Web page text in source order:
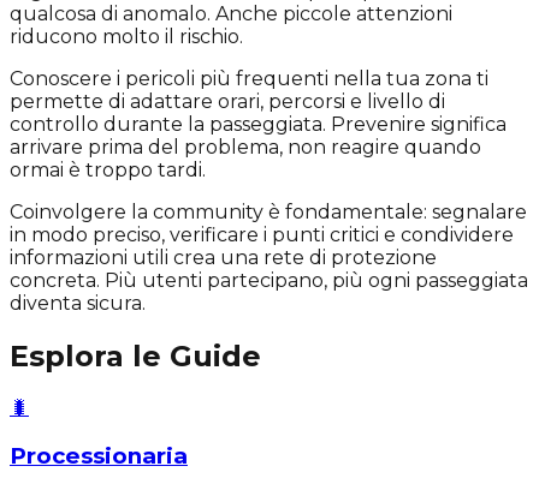
qualcosa di anomalo. Anche piccole attenzioni
riducono molto il rischio.
Conoscere i pericoli più frequenti nella tua zona ti
permette di adattare orari, percorsi e livello di
controllo durante la passeggiata. Prevenire significa
arrivare prima del problema, non reagire quando
ormai è troppo tardi.
Coinvolgere la community è fondamentale: segnalare
in modo preciso, verificare i punti critici e condividere
informazioni utili crea una rete di protezione
concreta. Più utenti partecipano, più ogni passeggiata
diventa sicura.
Esplora le Guide
🐛
Processionaria